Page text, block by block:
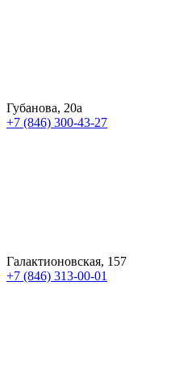
Губанова, 20а
+7 (846) 300-43-27
Галактионовская, 157
+7 (846) 313-00-01